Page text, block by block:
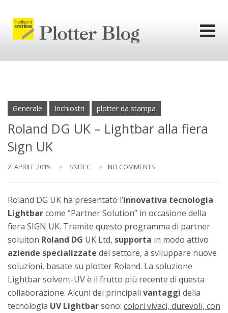
content
Generale Inchiostri plotter da stampa
Roland DG UK – Lightbar alla fiera
Sign UK
2. APRILE 2015 SNITEC NO COMMENTS
Roland DG UK ha presentato l’innovativa tecnologia
Lightbarcome “Partner Solution” in occasione della
fiera SIGN UK. Tramite questo programma di partner
soluiton Roland DG UK Ltd, supporta in modo attivo
aziende specializzate del settore, a sviluppare nuove
soluzioni, basate su plotter Roland. La soluzione
Lightbar solvent-UV è il frutto più recente di questa
collaborazione. Alcuni dei principali vantaggi della
tecnologia UV Lightbarsono: colori vivaci, durevoli, con